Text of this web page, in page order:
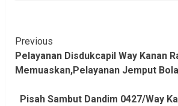
Continue
Reading
Previous
Pelayanan Disdukcapil Way Kanan
Memuaskan,Pelayanan Jemput Bola
Pisah Sambut Dandim 0427/Way